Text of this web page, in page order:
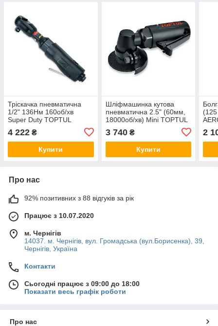
Тріскачка пневматична
1/2" 136Нм 160об/хв
Super Duty TOPTUL
4 222 ₴
Купити
Шліфмашинка кутова
пневматична 2.5" (60мм,
18000об/хв) Mini TOPTUL
3 740₴
Купити
2
Про нас
92% позитивних з 88 відгуків за рік
Працює з 10.07.2020
м. Чернігів
14037. м. Чернігів, вул. Громадська (вул.Борисенка), 39,
Чернігів, Україна
Контакти
Сьогодні працює з 09:00 до 18:00
Показати весь графік роботи
Про нас